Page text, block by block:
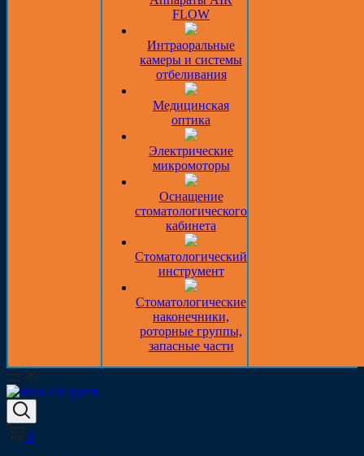
FLOW
Интраоральные
камеры и системы
отбеливания
Медицинская
оптика
Электрические
микромоторы
Оснащение
стоматологического
кабинета
Стоматологический
инструмент
Стоматологические
наконечники,
роторные группы,
запасные части
0